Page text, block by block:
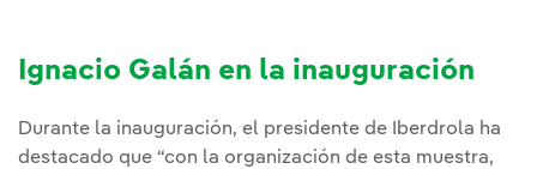
Ignacio Galán en la inauguración
Durante la inauguración, el presidente de Iberdrola ha
destacado que “con la organización de esta muestra,